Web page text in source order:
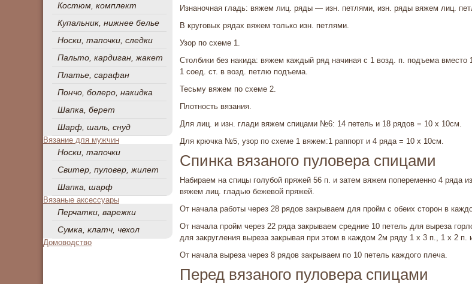
Костюм, комплект
Купальник, нижнее белье
Носки, тапочки, следки
Пальто, кардиган, жакет
Платье, сарафан
Пончо, болеро, накидка
Шапка, берет
Шарф, шаль, снуд
Вязание для мужчин
Носки, тапочки
Свитер, пуловер, жилет
Шапка, шарф
Вязаные аксессуары
Перчатки, варежки
Сумка, клатч, чехол
Домоводство
Изнаночная гладь: вяжем лиц. ряды — изн. петлями, изн. ряды вяжем лиц.
В круговых рядах вяжем только изн. петлями.
Узор по схеме 1.
Столбики без накида: вяжем каждый ряд начиная с 1 возд. п. подъема вместо
1 соед. ст. в возд. петлю подъема.
Тесьму вяжем по схеме 2.
Плотность вязания.
Для лиц. и изн. глади вяжем спицами №6: 14 петель и 18 рядов = 10 х 10см.
Для крючка №5, узор по схеме 1 вяжем:1 раппорт и 4 ряда = 10 х 10см.
Спинка вязаного пуловера спицами
На­бираем на спицы голубой пряжей 56 п. и затем вяжем попере­менно 4 ряда
вяжем лиц. гладью бежевой пряжей.
От нача­ла работы через 28 рядов закрываем для пройм с обеих сторон в
От начала пройм через 22 ряда закрываем средние 10 петель для выреза
для закругления выреза закрывая при этом в каждом 2м ряду 1 х 3 п., 1 х 2 п.
От начала вы­реза через 8 рядов закрываем по 10 петель каждого плеча.
Перед вязаного пуловера спицами